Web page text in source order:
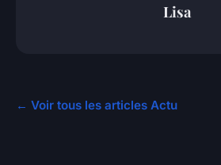
Lisa
← Voir tous les articles Actu